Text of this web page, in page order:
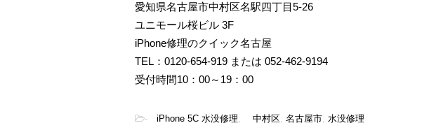
愛知県名古屋市中村区名駅四丁目5-26
ユニモール桜ビル 3F
iPhone修理のクイック名古屋
TEL：0120-654-919 または 052-462-9194
受付時間10：00～19：00
- iPhone 5C 水没修理, 中村区, 名古屋市, 水没修理